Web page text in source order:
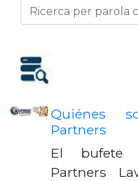
Quiénes
Partners
El bufete
Partners